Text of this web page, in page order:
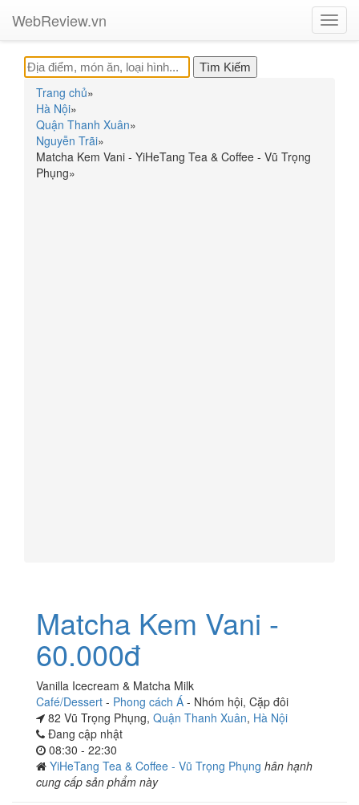
WebReview.vn
Trang chủ»
Hà Nội»
Quận Thanh Xuân»
Nguyễn Trãi»
Matcha Kem Vani - YiHeTang Tea & Coffee - Vũ Trọng
Phụng»
Matcha Kem Vani -
60.000đ
Vanilla Icecream & Matcha Milk
Café/Dessert - Phong cách Á - Nhóm hội, Cặp đôi
82 Vũ Trọng Phụng, Quận Thanh Xuân, Hà Nội
Đang cập nhật
08:30 - 22:30
YiHeTang Tea & Coffee - Vũ Trọng Phụng hân hạnh
cung cấp sản phẩm này